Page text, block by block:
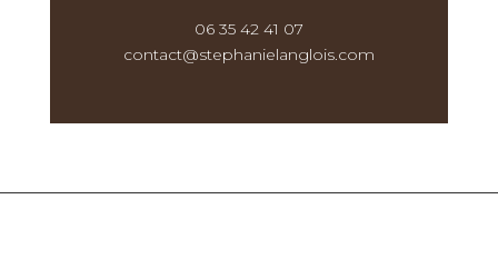
06 35 42 41 07
contact@stephanielanglois.com